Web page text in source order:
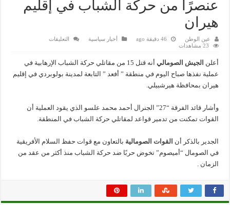
عنصرًا من حركة الشباب في إقليم
هيران
عين الوطن 46 دقيقة ago أخبار سياسية التعليقات
مقتل
عنصرًا
في
إقليم
هيران
23 مشاهدات
أعلن الجيش الصومالي
أنه قتل 15 من مقاتلي حركة الشباب الإرهابية في
عملية نفذها صباح اليوم في منطقة ” أفعد ” التابعة لمدينة بولوبردي في إقليم
هيران بمحافظة هيرشبيلي.
وأشار قائد الفرقة “27” الجنرال أحمد محمد علسو الذي يقود العملية أن
القوات تمكنت من تدمير قواعد لمقاتلي حركة الشباب في المنطقة.
الجدير بالذكر أن القوات الصومالية بالتعاون مع قوات حفظ السلام الأفريقية
في الصومال “أميصوم” تخوض حربًا ضد حركة الشباب منذ أكثر من عقد من
الزمان .